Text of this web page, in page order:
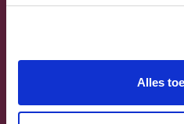
Alles
Vlaams-Brabant |
Sammy Mahdi
alle